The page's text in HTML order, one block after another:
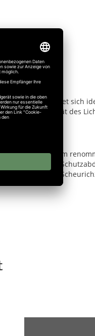
und eignet sich
Funktionalität des
Bedingungen.
direkt vom
Das Marantec
online bei